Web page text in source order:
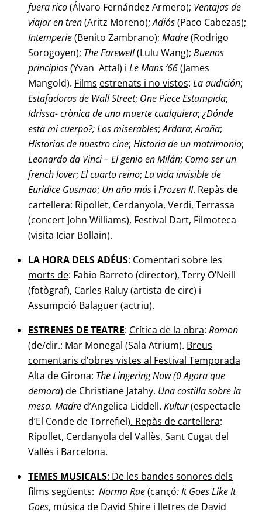
fuera rico(Álvaro Fernández Armero); Ventajas de
viajar en tren(Aritz Moreno);Adiós(Paco Cabezas);
Intemperie(Benito Zambrano); Madre(Rodrigo
Sorogoyen); The Farewell(Lulu Wang); Buenos
principios(Yvan Attal) i Le Mans ‘66(James
Mangold). Films estrenats i no vistos: La audición;
Estafadoras de Wall Street; One Piece Estampida;
Idrissa- crònica de una muerte cualquiera;¿Dónde
està mi cuerpo?;Los miserables;Ardara;Araña;
Historias de nuestro cine; Historia de un matrimonio;
Leonardo da Vinci – El genio en Milán; Como ser un
french lover; El cuartoreino; La vida invisible de
Euridice Gusmao; Un año más i Frozen II. Repàs de
cartellera: Ripollet, Cerdanyola, Verdi, Terrassa
(concert John Williams), Festival Dart, Filmoteca
(visita Iciar Bollain).
LA HORA DELS ADÉUS: Comentari sobre les
morts de: Fabio Barreto (director), Terry O’Neill
(fotògraf), Carles Raluy (artista de circ) i
Assumpció Balaguer (actriu).
ESTRENES DE TEATRE: Crítica de la obra: Ramon
(de/dir.: Mar Monegal (Sala Atrium). Breus
comentaris d’obres vistes al Festival Temporada
Alta de Girona: The Lingering Now (0 Agora que
demora) de Christiane Jatahy. Una costilla sobre la
mesa. Madred’Angelica Liddell. Kultur(espectacle
d’El Conde de Torrefiel). Repàs de cartellera:
Ripollet, Cerdanyola del Vallès, Sant Cugat del
Vallès i Barcelona.
TEMES MUSICALS: De les bandes sonores dels
films següents: Norma Rae(cançó: It Goes Like It
Goes, música de David Shire i lletres de David